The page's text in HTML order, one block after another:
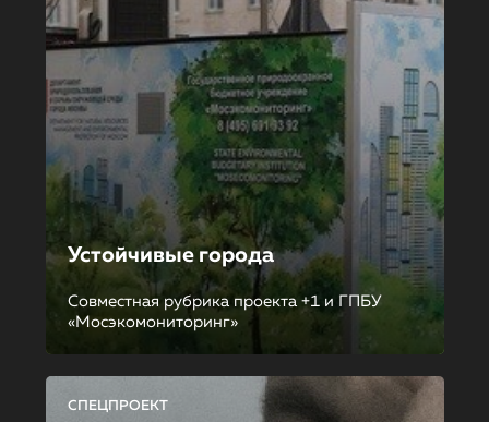
Устойчивые города
Совместная рубрика проекта +1 и ГПБУ
«Мосэкомониторинг»
СПЕЦПРОЕКТ